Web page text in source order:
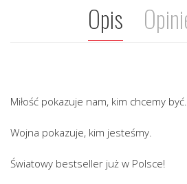
Opis
Miłość pokazuje nam, kim chcemy być.
Wojna pokazuje, kim jesteśmy.
Światowy bestseller już w Polsce!